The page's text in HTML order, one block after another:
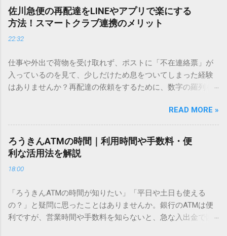
し、似た漢字が多すぎて結局見つからないことも少なくあり
ません。 そこで今回は、IMEパッドを使わずに、特定のコー
ドを打ち込むだけで一瞬で旧字や外字、特殊記号を呼び出す
「文字コード入力」のテクニックを詳しく解説します。 この
必要はありません。 1. なぜ「変換」しても旧字・外字が出て
こないのか？ そもそも、なぜ普通の変換で出てこない漢字が
あるのでしょうか。その理由は、パソコンが文字を認識する
は、JIS規格（日本産業規格）によって「第1水準」「第2水
準」といった形で整理されています。しかし、人名や地名に
使われる非常に古い漢字（旧字）や、特定の組織だけで作ら
れた「外字」は、この一般的な変換リストに含まれていない
ン上のすべての文字には、いわば「住所」のような番号が割
り振られています。変換候補に出ない文字でも、この住所
（コード）を直接指定すれば、確実に呼び出すことができる
のです。 2. Windows標準機能！文字コードで漢字を出す「16
佐川急便の再配達をLINEやアプリで楽にする
方法！スマートクラブ連携のメリット
22:32
仕事や外出で荷物を受け取れず、ポストに「不在連絡票」が
入っているのを見て、少しだけため息をついてしまった経験
はありませんか？再配達の依頼をするために、数字の羅列を
ことに申し訳なさを感じたりすることもあるかもしれませ
ん。 「もっとスムーズに、自分のタイミングで受け取りた
い」 「わざわざ電話をかけずに、スマホ一つで完結させた
い」 そんな願いを叶えてくれるのが、佐川急便の会員制サー
ビス「スマートクラブ」と、LINEや公式アプリの連携です。
これらを活用するだけで、再配達のストレスは驚くほど軽く
受け取り術と、連携による具体的なメリットを徹底解説しま
す。 佐川急便の再配達が劇的に変わる「スマートクラブ」と
は？ まず押さえておきたいのが、佐川急便の個人向け無料会
READ MORE »
ろうきんATMの時間｜利用時間や手数料・便
利な活用法を解説
18:00
「ろうきんATMの時間が知りたい」「平日や土日も使える
の？」と疑問に思ったことはありませんか。銀行のATMは便
利ですが、営業時間や手数料を知らないと、急な入出金で困